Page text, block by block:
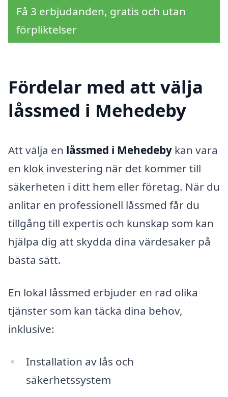
Få 3 erbjudanden, gratis och utan
förpliktelser
Fördelar med att välja
låssmed i Mehedeby
Att välja en låssmed i Mehedeby kan vara
en klok investering när det kommer till
säkerheten i ditt hem eller företag. När du
anlitar en professionell låssmed får du
tillgång till expertis och kunskap som kan
hjälpa dig att skydda dina värdesaker på
bästa sätt.
En lokal låssmed erbjuder en rad olika
tjänster som kan täcka dina behov,
inklusive:
Installation av lås och
säkerhetssystem